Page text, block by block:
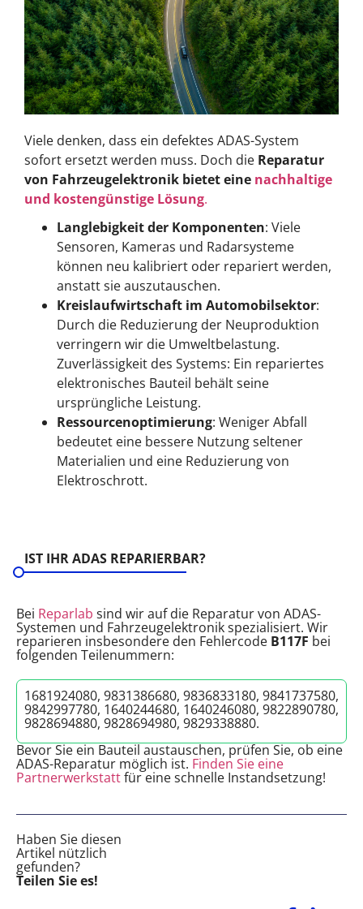
Viele denken, dass ein defektes ADAS-System
sofort ersetzt werden muss. Doch die Reparatur
von Fahrzeugelektronik bietet eine nachhaltige
und kostengünstige Lösung.
Langlebigkeit der Komponenten: Viele
Sensoren, Kameras und Radarsysteme
können neu kalibriert oder repariert werden,
anstatt sie auszutauschen.
Kreislaufwirtschaft im Automobilsektor:
Durch die Reduzierung der Neuproduktion
verringern wir die Umweltbelastung.
Zuverlässigkeit des Systems: Ein repariertes
elektronisches Bauteil behält seine
ursprüngliche Leistung.
Ressourcenoptimierung: Weniger Abfall
bedeutet eine bessere Nutzung seltener
Materialien und eine Reduzierung von
Elektroschrott.
IST IHR ADAS REPARIERBAR?
Bei Reparlab sind wir auf die Reparatur von ADAS-
Systemen und Fahrzeugelektronik spezialisiert. Wir
reparieren insbesondere den Fehlercode B117F bei
folgenden Teilenummern:
1681924080, 9831386680, 9836833180, 9841737580,
9842997780, 1640244680, 1640246080, 9822890780,
9828694880, 9828694980, 9829338880.
Bevor Sie ein Bauteil austauschen, prüfen Sie, ob eine
ADAS-Reparatur möglich ist. Finden Sie eine
Partnerwerkstattfür eine schnelle Instandsetzung!
Haben Sie diesen
Artikel nützlich
gefunden?
Teilen Sie es!